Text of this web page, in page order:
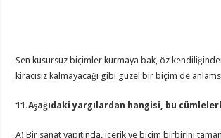
Sen kusursuz biçimler kurmaya bak, öz
kiracısız kalmayacağı gibi güzel bir biçim de
11.Aşağıdaki yargılardan hangisi, bu
A) Bir sanat yapıtında, içerik ve biçim birbirini